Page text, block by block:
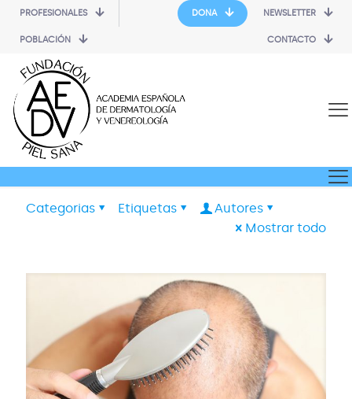
PROFESIONALES
POBLACIÓN
DONA NEWSLETTER
CONTACTO
Categorias Etiquetas
Autores
Mostrar todo